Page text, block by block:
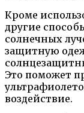
Кроме
другие
солнечных
защитную
Это поможет
воздействие.